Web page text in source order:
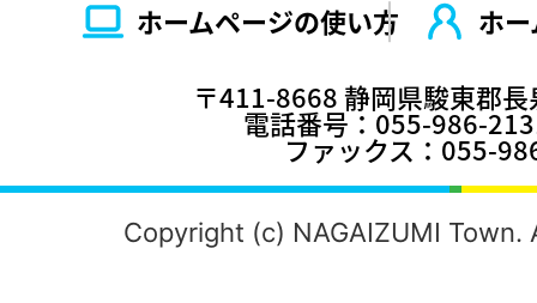
ホームページの使い⽅
ホ
〒411-8668 静岡県駿東郡
電話番号：055-986-
ファックス：055-
Copyright (c) NAGAIZUMI Town.